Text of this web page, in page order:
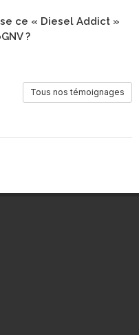
ce « Diesel Addict »
?
Tous nos témoignages